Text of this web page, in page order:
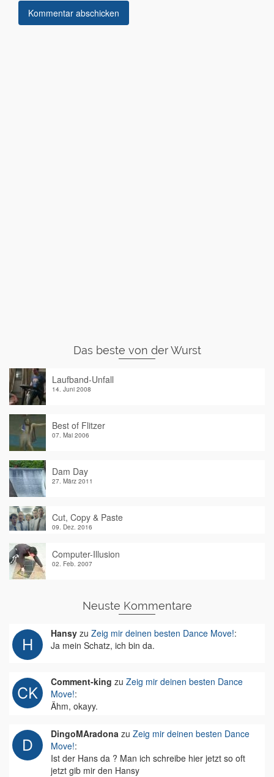
Das beste von der Wurst
Laufband-Unfall
14. Juni 2008
Best of Flitzer
07. Mai 2006
Dam Day
27. März 2011
Cut, Copy & Paste
09. Dez. 2016
Computer-Illusion
02. Feb. 2007
Neuste Kommentare
Hansy zu Zeig mir deinen besten Dance Move!:
Ja mein Schatz, ich bin da.
Comment-king zu Zeig mir deinen besten Dance
Move!:
Ähm, okayy.
DingoMAradona zu Zeig mir deinen besten Dance
Move!:
Ist der Hans da ? Man ich schreibe hier jetzt so oft
jetzt gib mir den Hansy